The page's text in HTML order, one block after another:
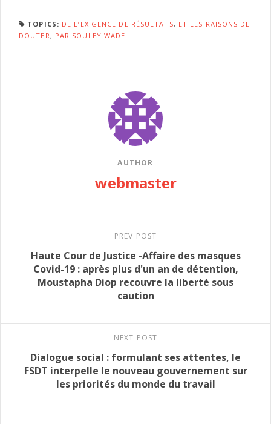
TOPICS: DE L’EXIGENCE DE RÉSULTATS, ET LES RAISONS DE
DOUTER , PAR SOULEY WADE
AUTHOR
webmaster
PREV POST
Haute Cour de Justice -Affaire des masques
Covid-19 : après plus d'un an de détention,
Moustapha Diop recouvre la liberté sous
caution
NEXT POST
Dialogue social : formulant ses attentes, le
FSDT interpelle le nouveau gouvernement sur
les priorités du monde du travail